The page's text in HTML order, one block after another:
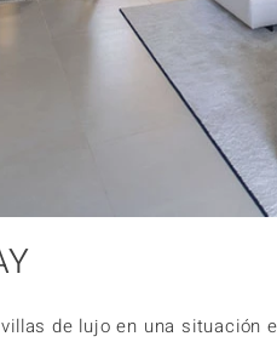
de lujo en una situación